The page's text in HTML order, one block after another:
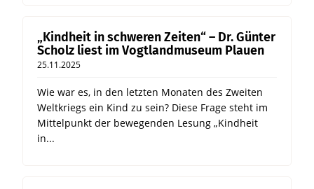
„Kindheit in schweren Zeiten“ – Dr. Günter
Scholz liest im Vogtlandmuseum Plauen
25.11.2025
Wie war es, in den letzten Monaten des Zweiten
Weltkriegs ein Kind zu sein? Diese Frage steht im
Mittelpunkt der bewegenden Lesung „Kindheit
in...